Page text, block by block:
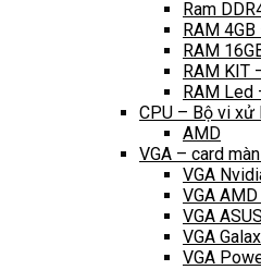
Ram
RAM
RAM
RAM KIT
RAM Led
CPU – Bộ vi xử
AMD
VGA – card
VGA
VGA
VGA
VGA
VGA